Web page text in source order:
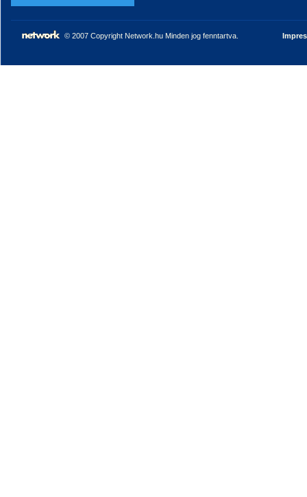
© 2007 Copyright Network.hu Minden jog fenntartva.